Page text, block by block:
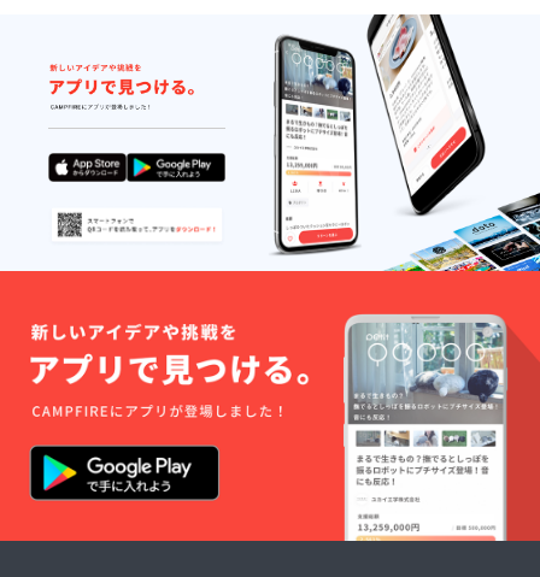
の写真
をデー
タでお
送りし
ます ・
動画内
でＭＣ
よりお
名前の
読み上
げ 【重
要】ユ
ニ
フォー
ターに
空きが
ある場
合、弊
社が別
途関係
各所に
セール
スをか
ける場
ざいま
をご希
望の場
合は、
備考欄
にそれ
ぞれの
内訳を
ご記入
くださ
い ※
ユニ
フォー
ムのサ
イズ
とＸＬ
サイズ
の２種
類です
・加藤
茶＆高
木ブー
ユニ
フォー
ム着用
真 ※
します
※掲載
サイズ
は、
3cm ×
10cm
となり
ます
※支援
時、必
ず備考
欄に掲
載を希
望され
（ニッ
クネー
ム）を
ご記入
くださ
い ※
本プロ
ジェク
トで
は、企
募集を
トで
は、企
業名の
募集は
行なっ
ており
ません
※店舗
名、公
序良俗
に反す
るワー
ド等はN
Gとさせ
麻雀卓
へのお
名前掲
出確認
写真を
データ
でお送
りしま
す ・加
藤茶＆
ブーの